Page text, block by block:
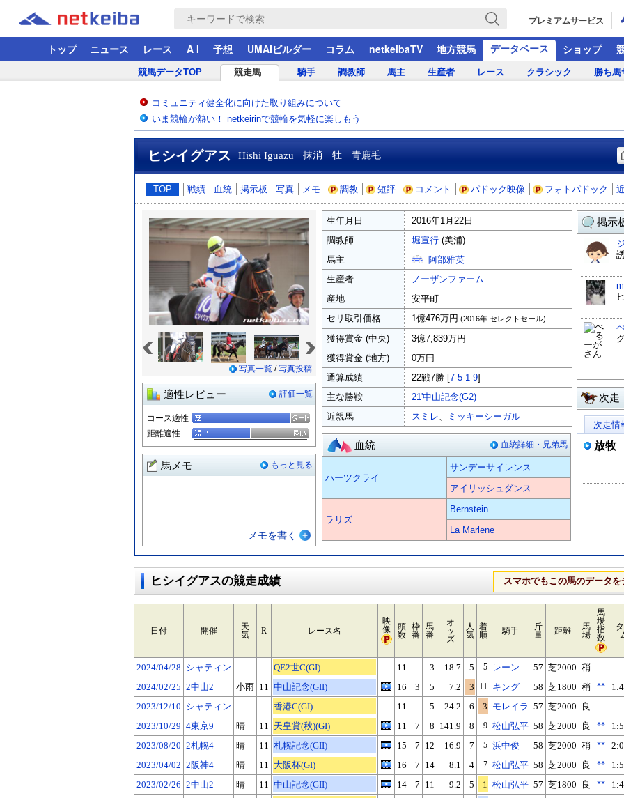
プレミアムサービス
トップ ニュース レース A I 予想 UMAIビルダー コラム netkeibaTV 地方競馬 データベース ショップ
競馬データTOP 競走馬 騎手 調教師 馬主 生産者 レース クラシック 勝ち馬
コミュニティ健全化に向けた取り組みについて
いま競輪が熱い！ netkeirinで競輪を気軽に楽しもう
ヒシイグアス Hishi Iguazu 抹消 牡 青鹿毛
TOP 戦績 血統 掲示板 写真 メモ 調教 短評 コメント パドック映像 フォトパドック
写真一覧 /写真投稿
適性レビュー 評価一覧
コース適性
距離適性
馬メモ もっと見る
メモを書く
生年月日
2016年1月22日
調教師
堀宣行 (美浦)
馬主
阿部雅英
生産者
ノーザンファーム
産地
安平町
セリ取引価格
1億476万円 (2016年 セレクトセール)
獲得賞金 (中央)
3億7,839万円
獲得賞金 (地方)
0万円
通算成績
22戦7勝 [7-5-1-9]
主な勝鞍
21'中山記念(G2)
近親馬
スミレ、 ミッキーシーガル
血統 血統詳細・兄弟馬
ハーツクライ
サンデーサイレンス
アイリッシュダンス
ラリズ
Bernstein
La Marlene
掲示
次走
次走情
放牧
ヒシイグアスの競走成績 スマホでもこの馬のデータを
日付 開催
天
気
R レース名
映
像
頭
数
枠
番
馬
番
オ
ッ
ズ
人
気
着
順
騎手
斤
量
距離
馬
場
馬
場
指
数
2024/04/28 シャティン QE2世C(GI) 11 3 18.7 5 5 レーン 57 芝2000 稍
2024/02/25 2中山2 小雨 11 中山記念(GII) 16 3 5 7.2 3 11 キング 58 芝1800 稍 **
2023/12/10 シャティン 香港C(GI) 11 5 24.2 6 3 モレイラ 57 芝2000
良
2023/10/29 4東京9 晴 11 天皇賞(秋)(GI) 11 7 8 141.9 8 9 松山弘平 58 芝2000 良 **
2023/08/20 2札幌4 晴 11 札幌記念(GII) 15 7 12 16.9 7 5 浜中俊 58 芝2000 稍 **
2023/04/02 2阪神4 晴 11 大阪杯(GI) 16 7 14 8.1 4 7 松山弘平 58 芝2000 良 **
2023/02/26 2中山2 晴 11 中山記念(GII) 14 7 11 9.2 5 1 松山弘平 57 芝1800 良 **